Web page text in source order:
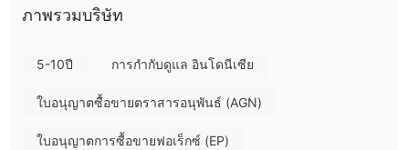
เว็บไซต์ไม่ระบุว่ามีบัญชีเดโมและบัญชีอิสลามให้บริการหรือไม่
เลเวอเรจ
สำหรับบัญชี Gold และ Platinum การเลเวอเรจสามารถเป็นได้สูงสุด
1:200 อย่างไรก็ตามสำหรับบัญชี Diamond การเลเวอเรจสามารถ
เป็นได้สูงสุดถึง1:400เลเวอเรจสูงอาจหมายถึงความเสี่ยงที่สูงขึ้น ดัง
ภาพรวมบริษัท
5-10ปี การกำกับดูแล อินโดนีเซีย
ใบอนุญาตซื้อขายตราสารอนุพันธ์ (AGN)
ใบอนุญาตการซื้อขายฟอเร็กซ์ (EP)